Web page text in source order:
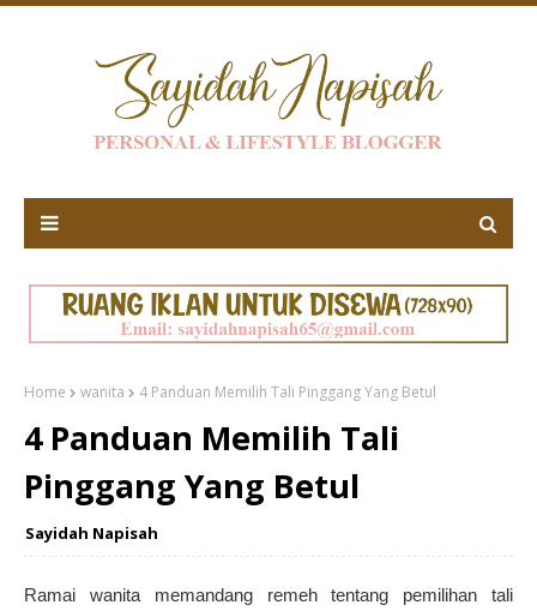
Home wanita 4 Panduan Memilih Tali Pinggang Yang Betul
4 Panduan Memilih Tali
Pinggang Yang Betul
Sayidah Napisah
Ramai wanita memandang remeh tentang pemilihan tali